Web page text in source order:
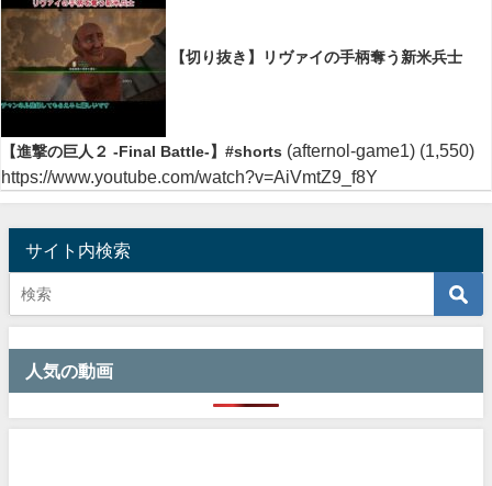
【切り抜き】リヴァイの手柄奪う新米兵士
【進撃の巨人２ -Final Battle-】#shorts (afternol-game1) (1,550)
https://www.youtube.com/watch?v=AiVmtZ9_f8Y
サイト内検索
人気の動画